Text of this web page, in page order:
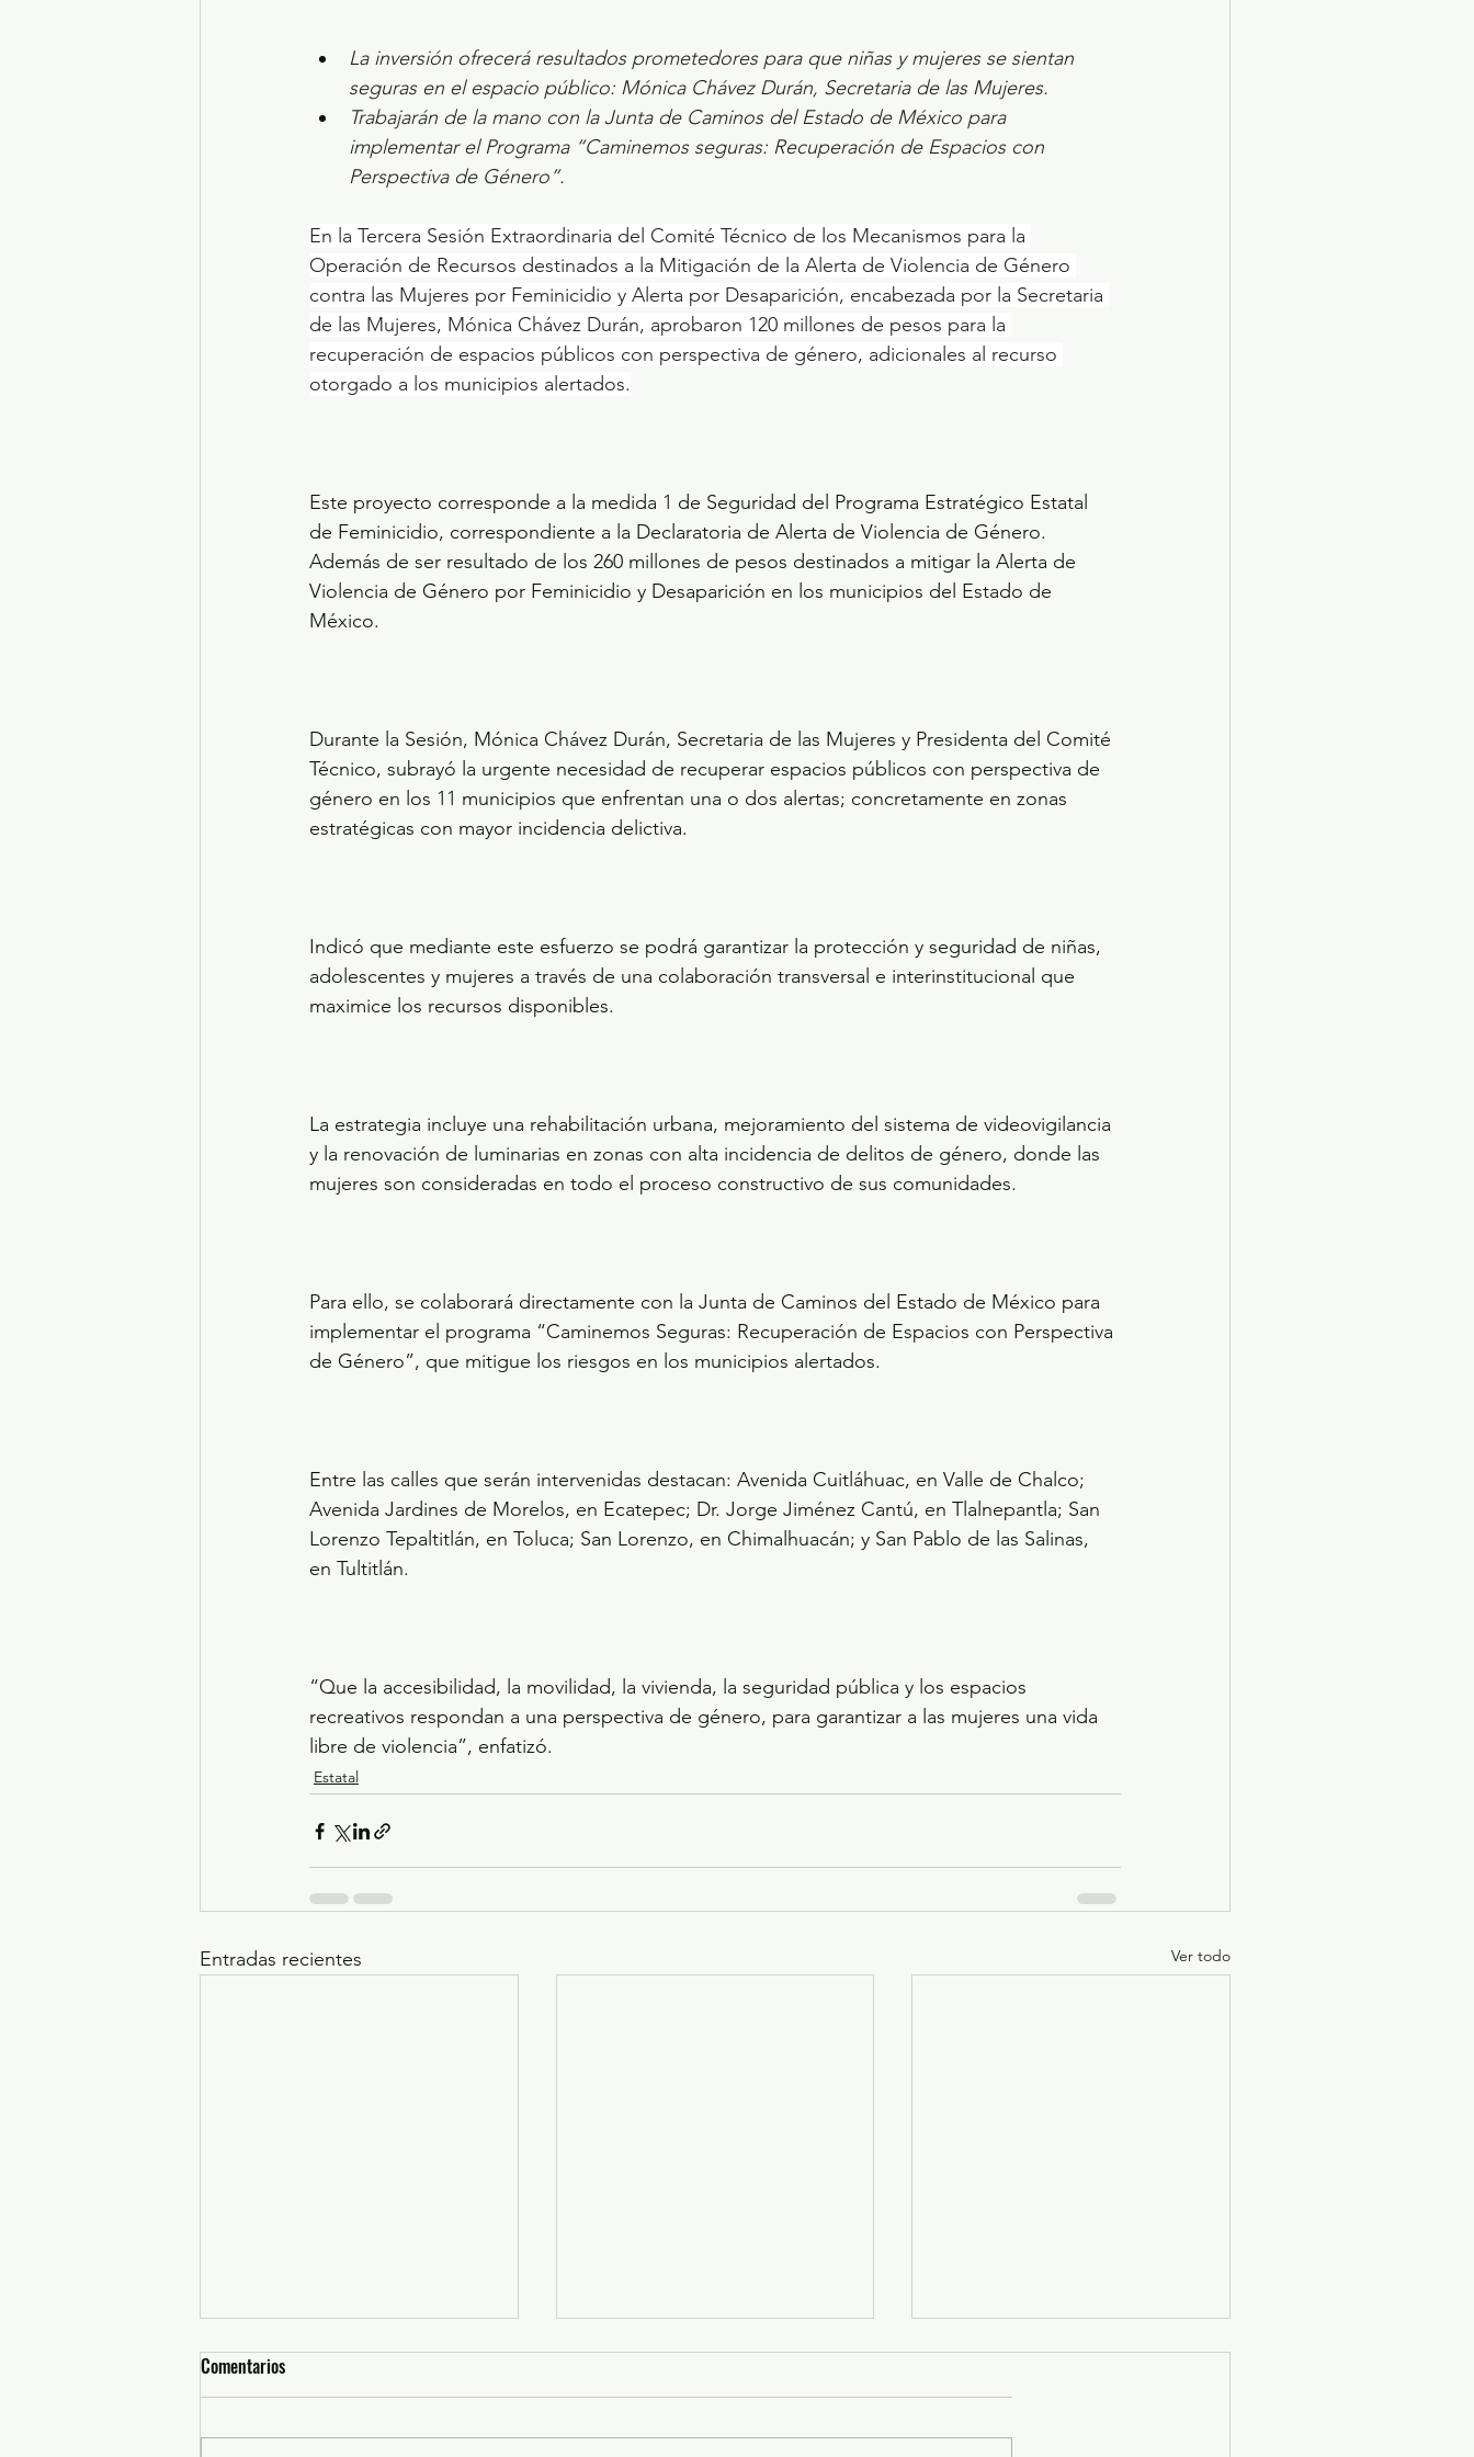
La inversión ofrecerá resultados prometedores para que niñas y mujeres se sientan
seguras en el espacio público: Mónica Chávez Durán, Secretaria de las Mujeres.
Trabajarán de la mano con la Junta de Caminos del Estado de México para
implementar el Programa “Caminemos seguras: Recuperación de Espacios con
Perspectiva de Género”.
En la Tercera Sesión Extraordinaria del Comité Técnico de los Mecanismos para la
Operación de Recursos destinados a la Mitigación de la Alerta de Violencia de Género
contra las Mujeres por Feminicidio y Alerta por Desaparición, encabezada por la Secretaria
de las Mujeres, Mónica Chávez Durán, aprobaron 120 millones de pesos para la
recuperación de espacios públicos con perspectiva de género, adicionales al recurso
otorgado a los municipios alertados.
Este proyecto corresponde a la medida 1 de Seguridad del Programa Estratégico Estatal
de Feminicidio, correspondiente a la Declaratoria de Alerta de Violencia de Género.
Además de ser resultado de los 260 millones de pesos destinados a mitigar la Alerta de
Violencia de Género por Feminicidio y Desaparición en los municipios del Estado de
México.
Durante la Sesión, Mónica Chávez Durán, Secretaria de las Mujeres y Presidenta del Comité
Técnico, subrayó la urgente necesidad de recuperar espacios públicos con perspectiva de
género en los 11 municipios que enfrentan una o dos alertas; concretamente en zonas
estratégicas con mayor incidencia delictiva.
Indicó que mediante este esfuerzo se podrá garantizar la protección y seguridad de niñas,
adolescentes y mujeres a través de una colaboración transversal e interinstitucional que
maximice los recursos disponibles.
La estrategia incluye una rehabilitación urbana, mejoramiento del sistema de videovigilancia
y la renovación de luminarias en zonas con alta incidencia de delitos de género, donde las
mujeres son consideradas en todo el proceso constructivo de sus comunidades.
Para ello, se colaborará directamente con la Junta de Caminos del Estado de México para
implementar el programa “Caminemos Seguras: Recuperación de Espacios con Perspectiva
de Género”, que mitigue los riesgos en los municipios alertados.
Entre las calles que serán intervenidas destacan: Avenida Cuitláhuac, en Valle de Chalco;
Avenida Jardines de Morelos, en Ecatepec; Dr. Jorge Jiménez Cantú, en Tlalnepantla; San
Lorenzo Tepaltitlán, en Toluca; San Lorenzo, en Chimalhuacán; y San Pablo de las Salinas,
en Tultitlán.
“Que la accesibilidad, la movilidad, la vivienda, la seguridad pública y los espacios
recreativos respondan a una perspectiva de género, para garantizar a las mujeres una vida
libre de violencia”, enfatizó.
Estatal
Entradas recientes Ver todo
Comentarios